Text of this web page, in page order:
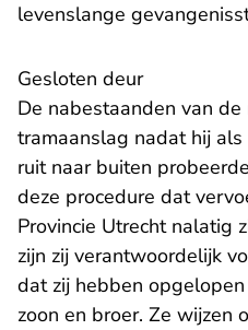
levenslange
Gesloten deur
De nabestaanden van
tramaanslag nadat hij
ruit naar buiten
deze procedure dat
Provincie Utrecht nalatig
zijn zij verantwoordelijk
dat zij hebben
zoon en broer. Ze wijzen